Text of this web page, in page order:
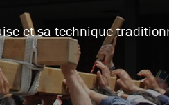
et sa technique